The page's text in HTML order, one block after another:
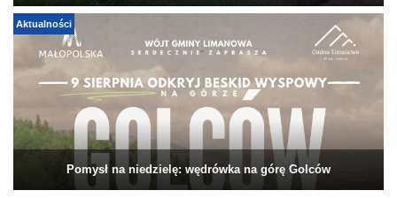
Aktualności
Pomysł na niedzielę: wędrówka na górę Golców